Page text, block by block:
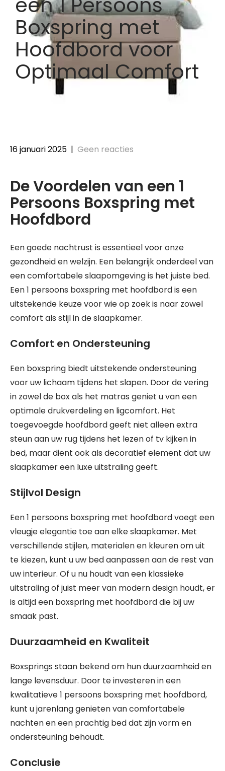
Boxspring met
Hoofdbord voor
Optimaal Comfort
16 januari 2025 | Geen reacties
De Voordelen van een 1
Persoons Boxspring met
Hoofdbord
Een goede nachtrust is essentieel voor onze
gezondheid en welzijn. Een belangrijk onderdeel van
een comfortabele slaapomgeving is het juiste bed.
Een 1 persoons boxspring met hoofdbord is een
uitstekende keuze voor wie op zoek is naar zowel
comfort als stijl in de slaapkamer.
Comfort en Ondersteuning
Een boxspring biedt uitstekende ondersteuning
voor uw lichaam tijdens het slapen. Door de vering
in zowel de box als het matras geniet u van een
optimale drukverdeling en ligcomfort. Het
toegevoegde hoofdbord geeft niet alleen extra
steun aan uw rug tijdens het lezen of tv kijken in
bed, maar dient ook als decoratief element dat uw
slaapkamer een luxe uitstraling geeft.
Stijlvol Design
Een 1 persoons boxspring met hoofdbord voegt een
vleugje elegantie toe aan elke slaapkamer. Met
verschillende stijlen, materialen en kleuren om uit
te kiezen, kunt u uw bed aanpassen aan de rest van
uw interieur. Of u nu houdt van een klassieke
uitstraling of juist meer van modern design houdt, er
is altijd een boxspring met hoofdbord die bij uw
smaak past.
Duurzaamheid en Kwaliteit
Boxsprings staan bekend om hun duurzaamheid en
lange levensduur. Door te investeren in een
kwalitatieve 1 persoons boxspring met hoofdbord,
kunt u jarenlang genieten van comfortabele
nachten en een prachtig bed dat zijn vorm en
ondersteuning behoudt.
Conclusie